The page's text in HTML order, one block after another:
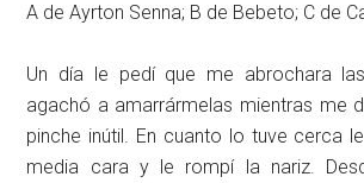
A de Ayrton Senna; B de Bebeto; C de
Un día le pedí que me abrochara
agachó a amarrármelas mientras me
pinche inútil. En cuanto lo tuve cerca
media cara y le rompí la nariz.